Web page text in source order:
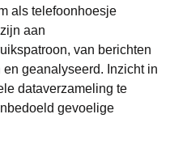
als telefoonhoesje
aan
van berichten
geanalyseerd. Inzicht in
dataverzameling te
gevoelige